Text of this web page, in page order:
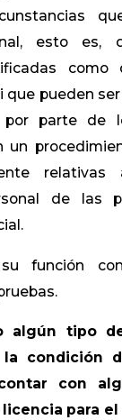
esto es,
que pueden
por parte de
un
de las
su función
algún tipo
la condición
con
para